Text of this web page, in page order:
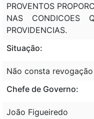
PROVENTOS
NAS CONDICOES
PROVIDENCIAS.
Situação:
Não consta
Chefe de Governo:
João Figueiredo